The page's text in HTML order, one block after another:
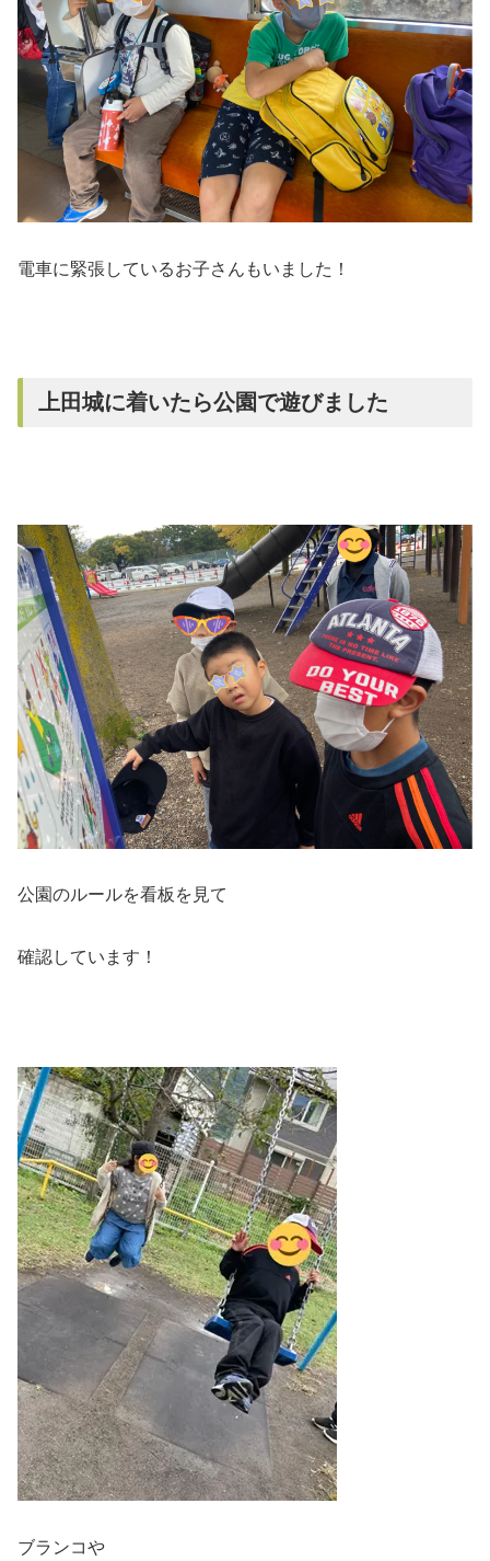
電車に緊張しているお子さんもいました！
上田城に着いたら公園で遊びました
公園のルールを看板を見て
確認しています！
ブランコや